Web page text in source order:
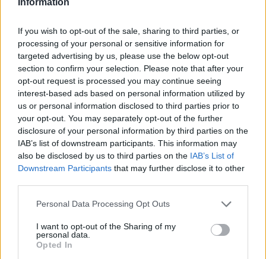
If you wish to opt-out of the sale, sharing to third parties, or
processing of your personal or sensitive information for
targeted advertising by us, please use the below opt-out
section to confirm your selection. Please note that after your
opt-out request is processed you may continue seeing
interest-based ads based on personal information utilized by
us or personal information disclosed to third parties prior to
your opt-out. You may separately opt-out of the further
disclosure of your personal information by third parties on the
IAB’s list of downstream participants. This information may
also be disclosed by us to third parties on the IAB’s List of
Downstream Participants that may further disclose it to other
Personal Data Processing Opt Outs
I want to opt-out of the Sharing of my
personal data.
Opted In
Το Ιράν αξιώνει οι ΗΠΑ να δεχτούν «όλους» τους όρους
του για να ξανανοίξει το Ορμούζ
07:39
Απεσωκάρι: Ο Πολιτιστικός Σύλλογος πήρε το όνομα του
Αλέξανδρου Δασκαλάκη
07:33
Οι πληρωμές από τον e-ΕΦΚΑ και τη ΔΥΠΑ από σήμερα
έως τις 14 Αυγούστου
07:26
Εορτολόγιο: Ποιοι γιορτάζουν σήμερα 10 Αυγούστου
Ανεβαίνει η θερμοκρασία στην Κρήτη - Βοριάδες έως 8
μποφόρ